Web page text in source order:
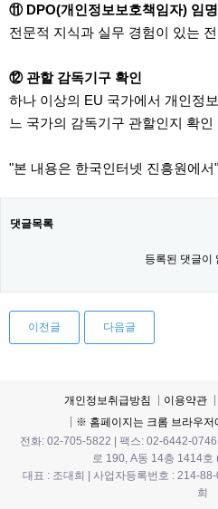
⑪ DPO(개인정보보호책임자) 임명
전문적 지식과 실무 경험이 있는
⑫ 관할 감독기구 확인
하나 이상의 EU 국가에서 개인정
느 국가의 감독기구 관할인지 확인
"본 내용은 한국인터넷 진흥원에서"
댓글목록
등록된 댓글이
이전글 다음글
개인정보취급방침 이용약관
※ 홈페이지는 크롬 브라우저
전화: 02-705-5822 | 팩스: 02-6442-
로 190, A동 14층 1414호
대표 : 조대희 | 사업자등록번호 : 214-
희